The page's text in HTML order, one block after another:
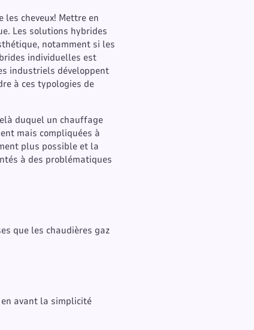
les cheveux! Mettre en
Les solutions hybrides
notamment si les
individuelles est
industriels développent
à ces typologies de
duquel un chauffage
mais compliquées à
plus possible et la
à des problématiques
que les chaudières gaz
avant la simplicité